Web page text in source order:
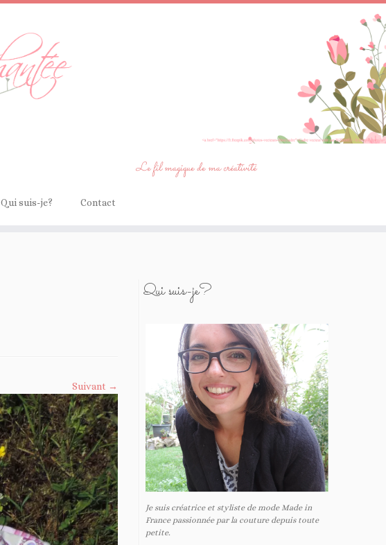
Le fil magique de ma créativité
Qui suis-je? Contact
Suivant →
Qui suis-je?
Je suis créatrice et styliste de mode Made in
France passionnée par la couture depuis toute
petite.